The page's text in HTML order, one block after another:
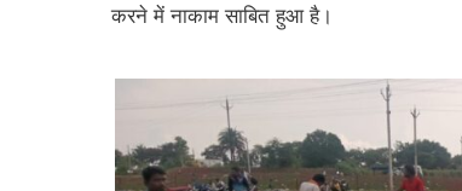
करने में नाकाम साबित हुआ है।